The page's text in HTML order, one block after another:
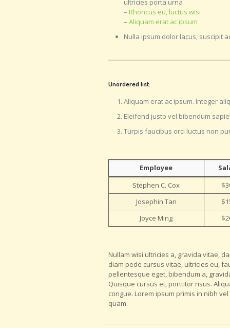
ultricies porta urna
– Rhoncus eu, luctus wisi
– Aliquam erat ac ipsum
Nulla ipsum dolor lacus, suscipit
Unordered list:
Aliquam erat ac ipsum. Integer
Eleifend justo vel bibendum
Turpis faucibus orci luctus non
Employee
Stephen C. Cox
Josephin Tan
Joyce Ming
Nullam wisi ultricies a, gravida vitae,
diam pede cursus vitae, ultricies eu,
pellentesque eget, bibendum a,
Quisque cursus et, porttitor risus.
congue. Lorem ipsum primis in nibh
quam.